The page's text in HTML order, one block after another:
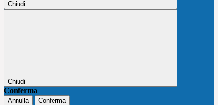
Chiudi
Chiudi
Conferma
Annulla Conferma